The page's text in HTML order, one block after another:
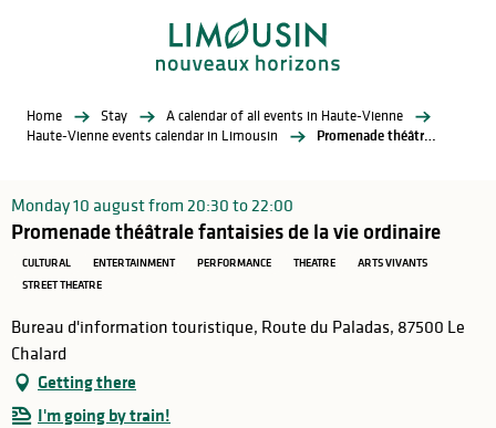
Home Stay
A calendar of all events in Haute-Vienne
Haute-Vienne events calendar in Limousin
Promenade théâtrale fantaisies de la vie ordinaire
Monday 10 august from 20:30 to 22:00
Promenade théâtrale fantaisies de la vie ordinaire
CULTURAL ENTERTAINMENT PERFORMANCE THEATRE
ARTS VIVANTS
STREET THEATRE
Bureau d'information touristique, Route du Paladas, 87500 Le
Chalard
Getting there
I'm going by train!